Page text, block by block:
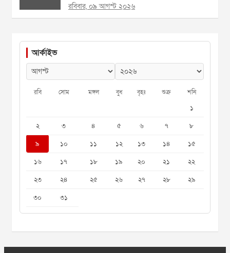
রবিবার, ০৯ আগস্ট ২০২৬
আর্কাইভ
রবি সোম মঙ্গল বুধ বৃহঃ শুক্র শনি
১
২
৩ ৪ ৫ ৬ ৭
৮
৯
১০ ১১ ১২ ১৩ ১৪
১৫
১৬
১৭ ১৮ ১৯ ২০ ২১
২২
২৩
২৪ ২৫ ২৬ ২৭ ২৮
২৯
৩০
৩১